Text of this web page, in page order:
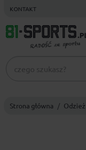
KONTAKT
Strona główna Odzież